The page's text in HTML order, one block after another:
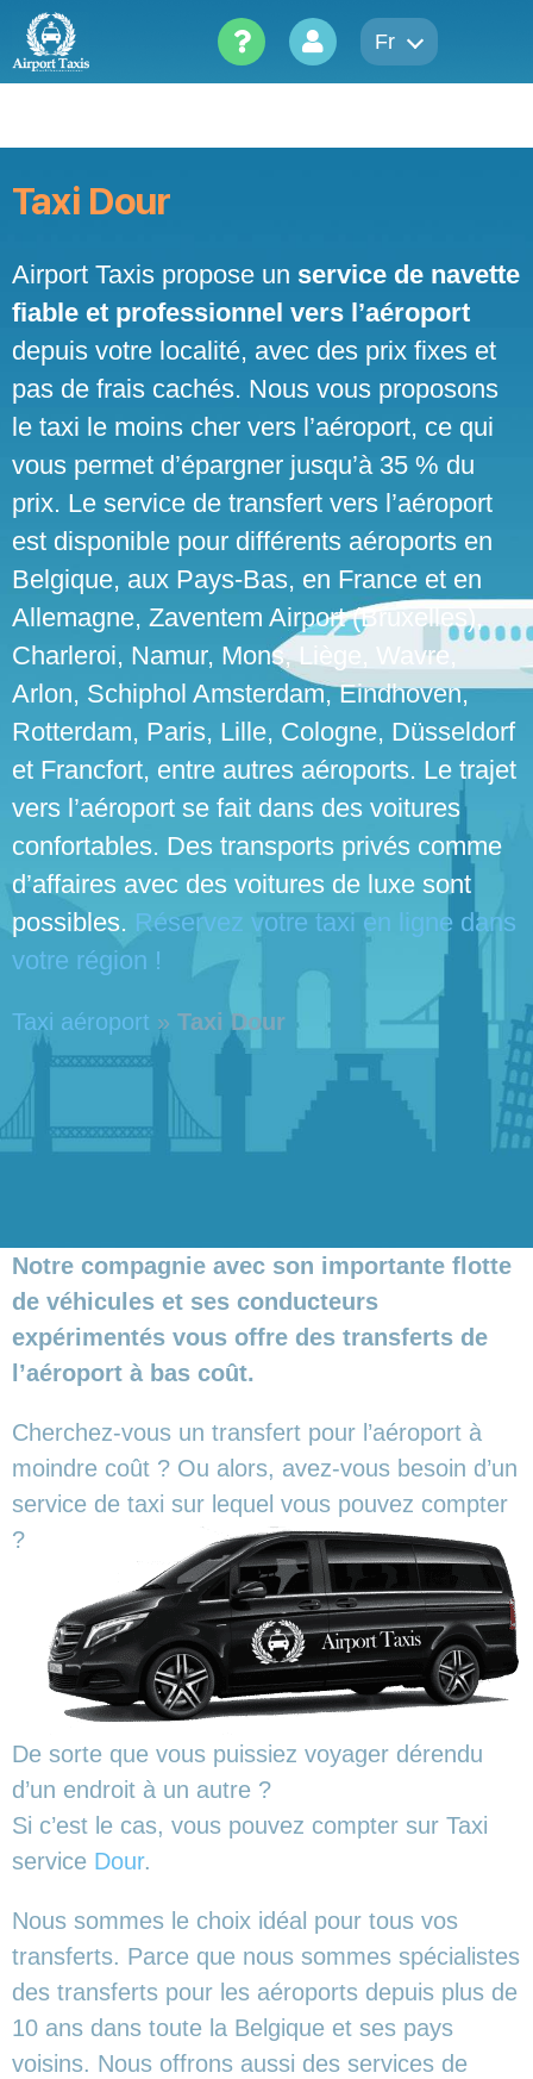
content
Fr
Taxi Dour
Airport Taxis propose un service de navette
fiable et professionnel vers l’aéroport
depuis votre localité, avec des prix fixes et
pas de frais cachés. Nous vous proposons
le taxi le moins cher vers l’aéroport, ce qui
vous permet d’épargner jusqu’à 35 % du
prix. Le service de transfert vers l’aéroport
est disponible pour différents aéroports en
Belgique, aux Pays-Bas, en France et en
Allemagne, Zaventem Airport (Bruxelles),
Charleroi, Namur, Mons, Liège, Wavre,
Arlon, Schiphol Amsterdam, Eindhoven,
Rotterdam, Paris, Lille, Cologne, Düsseldorf
et Francfort, entre autres aéroports. Le trajet
vers l’aéroport se fait dans des voitures
confortables. Des transports privés comme
d’affaires avec des voitures de luxe sont
possibles. Réservez votre taxi en ligne dans
votre région !
Taxi aéroport » Taxi Dour
Notre compagnie avec son importante flotte
de véhicules et ses conducteurs
expérimentés vous offre des transferts de
l’aéroport à bas coût.
Cherchez-vous un transfert pour l’aéroport à
moindre coût ? Ou alors, avez-vous besoin d’un
service de taxi sur lequel vous pouvez compter
?
De sorte que vous puissiez voyager dérendu
d’un endroit à un autre ?
Si c’est le cas, vous pouvez compter sur Taxi
service Dour.
Nous sommes le choix idéal pour tous vos
transferts. Parce que nous sommes spécialistes
des transferts pour les aéroports depuis plus de
10 ans dans toute la Belgique et ses pays
voisins. Nous offrons aussi des services de